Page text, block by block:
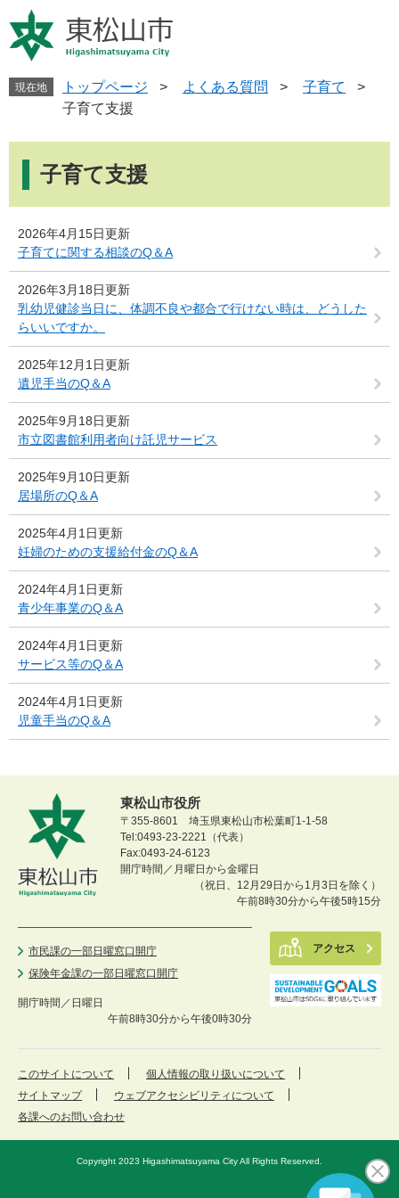
ー
ジ
す
ニ
ュ
し
現在地 トップページ > よくある質問 > 子育て
>
子育て支援
子育て支援
2026年4月15日更新
子育てに関する相談のQ＆A
2026年3月18日更新
乳幼児健診当日に、体調不良や都合で行けない時は、どうした
らいいですか。
2025年12月1日更新
遺児手当のQ＆A
2025年9月18日更新
市立図書館利用者向け託児サービス
2025年9月10日更新
居場所のQ＆A
2025年4月1日更新
妊婦のための支援給付金のQ＆A
2024年4月1日更新
青少年事業のQ＆A
2024年4月1日更新
サービス等のQ＆A
2024年4月1日更新
児童手当のQ＆A
東松山市役所
〒355-8601 埼玉県東松山市松葉町1-1-58
Tel:0493-23-2221（代表）
Fax:0493-24-6123
開庁時間／月曜日から金曜日
（祝日、12月29日から1月3日を除く）
午前8時30分から午後5時15分
市民課の一部日曜窓口開庁
保険年金課の一部日曜窓口開庁
開庁時間／ 日曜日
午前8時30分から午後0時30分
アクセス
このサイトについて
個人情報の取り扱いについて
サイトマップ
ウェブアクセシビリティについて
各課へのお問い合わせ
Copyright 2023 Higashimatsuyama City All Rights Reserved.